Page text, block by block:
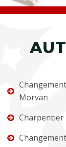
Morvan
Charpentier